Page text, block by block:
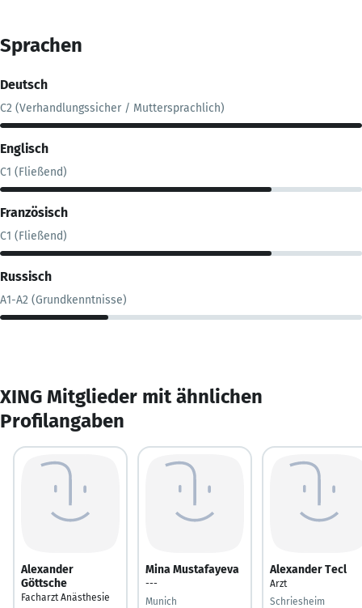
Sprachen
Deutsch
C2 (Verhandlungssicher / Muttersprachlich)
Englisch
C1 (Fließend)
Französisch
C1 (Fließend)
Russisch
A1-A2 (Grundkenntnisse)
XING Mitglieder mit ähnlichen
Profilangaben
Alexander
Göttsche
Facharzt Anästhesie
Mina Mustafayeva
---
Munich
Alexander Tecl
Arzt
Schriesheim